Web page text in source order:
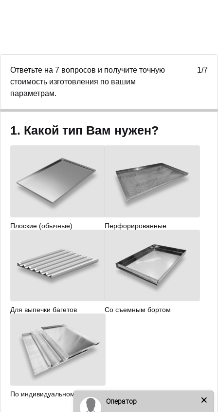
Ответьте на 7 вопросов и получите точную
стоимость изготовления по вашим
параметрам.
1/7
1. Какой тип Вам нужен?
Плоские (обычные) Перфорированные
Для выпечки багетов Со съемным бортом
По индивидуальному заказу
Оператор